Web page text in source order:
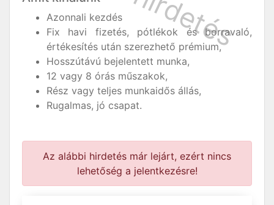
Azonnali kezdés
Fix havi fizetés, pótlékok és borravaló,
értékesítés után szerezhető prémium,
Hosszútávú bejelentett munka,
12 vagy 8 órás műszakok,
Rész vagy teljes munkaidős állás,
Rugalmas, jó csapat.
Az alábbi hirdetés már lejárt, ezért nincs
lehetőség a jelentkezésre!